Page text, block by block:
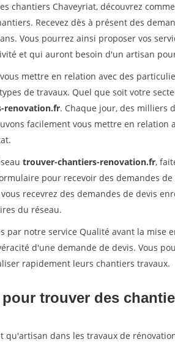
chantiers Chaveyriat, découvrez
Recevez dès à présent des
Vous pourrez ainsi proposer vos
et qui auront besoin d'un artisan
mettre en relation avec des
de travaux. Quel que soit votre
renovation.fr. Chaque jour, des milliers
facilement vous mettre en relation
trouver-chantiers-renovation.fr,
pour recevoir des demandes
recevrez des demandes de devis
du réseau.
par notre service Qualité avant la mise
d'une demande de devis. Vous
rapidement leurs chantiers travaux.
trouver des
dans les travaux de